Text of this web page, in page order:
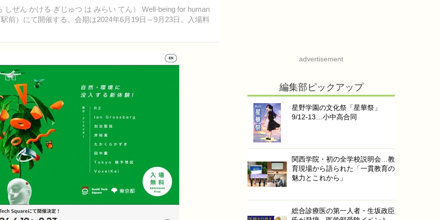
ぜん かける ぎじゅつ は みらい てん） Well-being for human
前）にて開催する。会期は2024年6月19日～9月23日。入場料
advertisement
編集部ピックアップ
星野学園の文化祭「星華祭」
9/12-13…小中高合同
関西学院・初の全学校説明会…教
育現場から語られた「一貫教育の
魅力とこれから」
総合診療医の第一人者・生坂政臣